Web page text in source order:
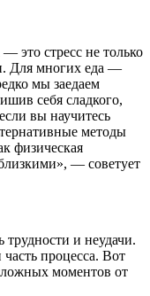
это стресс не только
Для многих еда —
мы заедаем
себя сладкого,
вы научитесь
методы
физическая
— советует
и неудачи.
процесса. Вот
моментов от